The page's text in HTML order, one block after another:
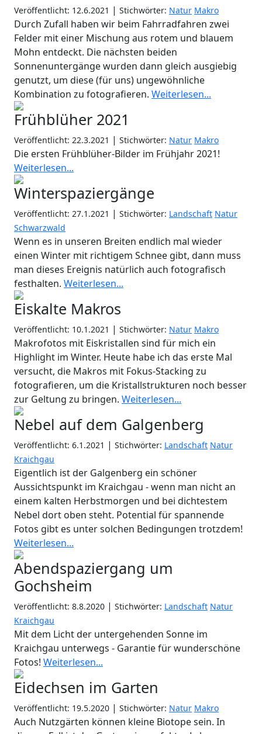
Veröffentlicht: 12.6.2021 | Stichwörter: Natur Makro
Durch Zufall haben wir beim Fahrradfahren zwei
Felder mit einer Mischung aus rotem und blauem
Mohn entdeckt. Die nächsten beiden
Sonnenuntergänge wurden dann gleich ausgiebig
genutzt, um diese (für uns) ungewöhnliche
Kombination zu fotografieren. Weiterlesen...
Frühblüher 2021
Veröffentlicht: 22.3.2021 | Stichwörter: Natur Makro
Die ersten Frühblüher-Bilder im Frühjahr 2021!
Weiterlesen...
Winterspaziergänge
Veröffentlicht: 27.1.2021 | Stichwörter: Landschaft Natur
Schwarzwald
Wenn es in unseren Breiten endlich mal wieder
einen Winter mit richtigem Schnee gibt, dann muss
man dieses Ereignis natürlich auch fotografisch
festhalten. Weiterlesen...
Eiskalte Makros
Veröffentlicht: 10.1.2021 | Stichwörter: Natur Makro
Makrofotos mit Eiskristallen sind für mich ein
Highlight im Winter. Heute habe ich das erste Mal
versucht, die Makros mit Fokus-Stacking zu
fotografieren, um die Kristallstrukturen noch besser
zur Geltung zu bringen. Weiterlesen...
Nebel auf dem Galgenberg
Veröffentlicht: 6.1.2021 | Stichwörter: Landschaft Natur
Kraichgau
Eigentlich ist der Galgenberg ein schöner
Aussichtspunkt im Kraichgau - wenn man nicht an
einem kalten Herbstmorgen und bei dichtestem
Nebel dort oben steht. Potential für spannende
Fotos gibt es unter solchen Bedingungen trotzdem!
Weiterlesen...
Abendspaziergang um
Gochsheim
Veröffentlicht: 8.8.2020 | Stichwörter: Landschaft Natur
Kraichgau
Mit dem Licht der untergehenden Sonne im
Kraichgau unterwegs - Garantie für wunderschöne
Fotos! Weiterlesen...
Eidechsen im Garten
Veröffentlicht: 19.5.2020 | Stichwörter: Natur Makro
Auch Nutzgärten können kleine Biotope sein. In